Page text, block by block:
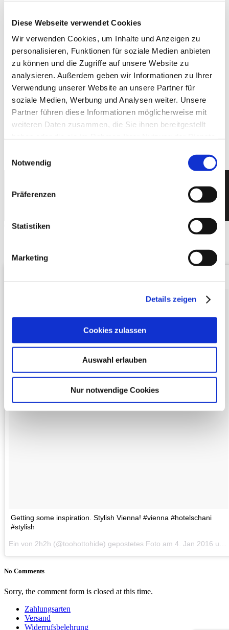
Diese Webseite verwendet Cookies
Wir verwenden Cookies, um Inhalte und Anzeigen zu
personalisieren, Funktionen für soziale Medien anbieten
zu können und die Zugriffe auf unsere Website zu
analysieren. Außerdem geben wir Informationen zu Ihrer
Verwendung unserer Website an unsere Partner für
soziale Medien, Werbung und Analysen weiter. Unsere
Partner führen diese Informationen möglicherweise mit
weiteren Daten zusammen, die Sie ihnen bereitgestellt
Notwendig
Präferenzen
Statistiken
Marketing
Details zeigen
Cookies zulassen
Auswahl erlauben
Nur notwendige Cookies
Kniestrümpfe/Overknees
Sale
Geschenkgutscheine
Mein Konto
Wunschliste
Warenkorb
Kasse
Widerruf
Neuigkeiten
Finde uns
Wissen
Söckchen
6. Januar 2016
Getting some inspiration. Stylish Vienna! #vienna #hotelschani
#stylish
Ein von 2h2h (@toohottohide) gepostetes Foto am 4. Jan 2016 um 3:41 Uhr
No Comments
Sorry, the comment form is closed at this time.
Zahlungsarten
Versand
Widerrufsbelehrung